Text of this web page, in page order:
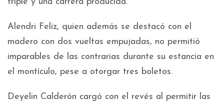
Alendri Feliz, quien además se destacó con el
madero con dos vueltas empujadas, no permitió
imparables de las contrarias durante su estancia en
el montículo, pese a otorgar tres boletos.
Deyelin Calderón cargó con el revés al permitir las